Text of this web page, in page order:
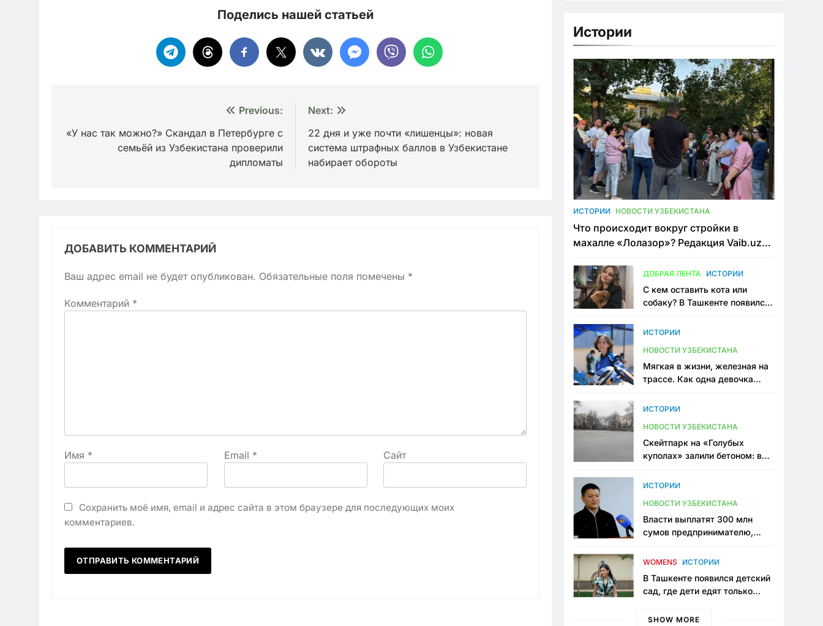
Поделись нашей статьей
по
записям
Previous:
«У нас так можно?» Скандал в Петербурге с
семьёй из Узбекистана проверили
дипломаты
Next:
22 дня и уже почти «лишенцы»: новая
система штрафных баллов в Узбекистане
набирает обороты
ДОБАВИТЬ КОММЕНТАРИЙ
Ваш адрес email не будет опубликован. Обязательные поля помечены *
Комментарий *
Имя * Email * Сайт
Сохранить моё имя, email и адрес сайта в этом браузере для последующих моих
комментариев.
Истории
ИСТОРИИ НОВОСТИ УЗБЕКИСТАНА
Что происходит вокруг стройки в
махалле «Лолазор»? Редакция Vaib.uz
конфликта
ДОБРАЯ ЛЕНТА ИСТОРИИ
С кем оставить кота или
собаку? В Ташкенте появился
ИСТОРИИ
НОВОСТИ УЗБЕКИСТАНА
Мягкая в жизни, железная на
трассе. Как одна девочка
Узбекистане
ИСТОРИИ
НОВОСТИ УЗБЕКИСТАНА
Скейтпарк на «Голубых
куполах» залили бетоном: в
одно общественное
ИСТОРИИ
НОВОСТИ УЗБЕКИСТАНА
Власти выплатят 300 млн
сумов предпринимателю,
тюрьме по незаконному
WOMENS ИСТОРИИ
В Ташкенте появился детский
сад, где дети едят только
мама, которая устала просить
SHOW MORE